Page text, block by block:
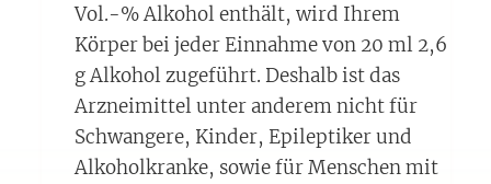
Vol.-% Alkohol enthält, wird Ihrem
Körper bei jeder Einnahme von 20 ml 2,6
g Alkohol zugeführt. Deshalb ist das
Arzneimittel unter anderem nicht für
Schwangere, Kinder, Epileptiker und
Alkoholkranke, sowie für Menschen mit